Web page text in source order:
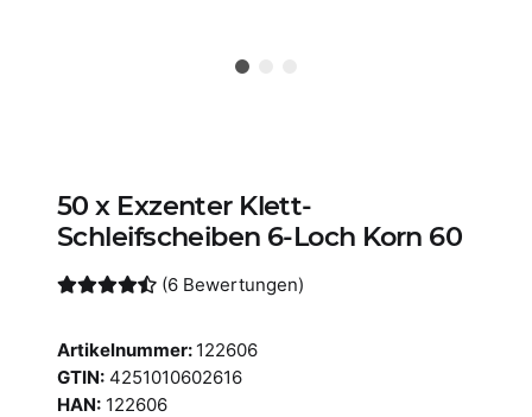
50 x Exzenter Klett-
Schleifscheiben 6-Loch Korn 60
(6 Bewertungen)
Artikelnummer: 122606
GTIN: 4251010602616
HAN: 122606